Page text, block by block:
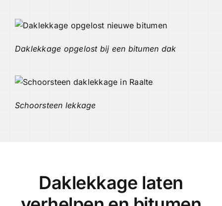
Daklekkage opgelost bij een bitumen dak
Schoorsteen lekkage
Daklekkage laten